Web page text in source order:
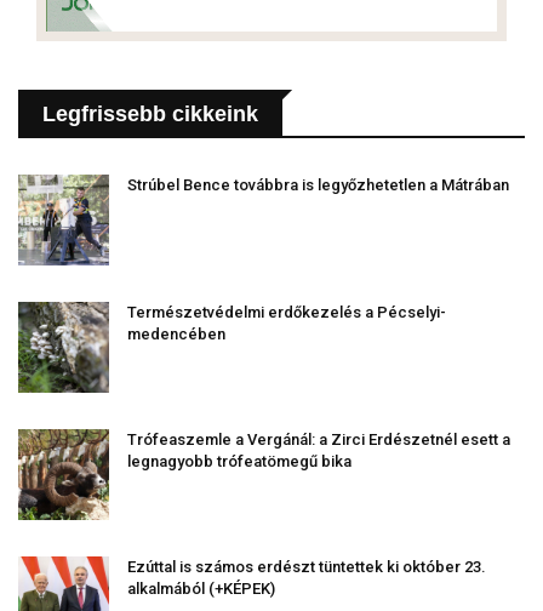
Legfrissebb cikkeink
Strúbel Bence továbbra is legyőzhetetlen a Mátrában
Természetvédelmi erdőkezelés a Pécselyi-
medencében
Trófeaszemle a Vergánál: a Zirci Erdészetnél esett a
legnagyobb trófeatömegű bika
Ezúttal is számos erdészt tüntettek ki október 23.
alkalmából (+KÉPEK)